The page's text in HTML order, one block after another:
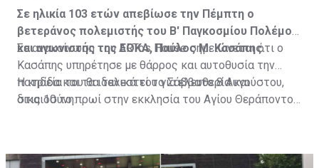
Σε ηλικία 103 ετών απεβίωσε την Πέμπτη ο
βετεράνος πολεμιστής του Β' Παγκοσμίου Πολέμου
και αγωνιστής της ΕΟΚΑ, Παύλος Μ. Κασάπης.
Σε ανακοίνωση του ARTos House σημειώνεται ότι ο
Κασάπης υπηρέτησε με θάρρος και αυτοθυσία την
πατρίδα και τα ιδανικά του για ελευθερία και
δικαιοσύνη.
Η κηδεία του θα τελεστεί το Σάββατο 8 Αυγούστου,
στις 10 το πρωί στην εκκλησία του Αγίου Θεράποντος
Πηγή: ΚΥΠΕ